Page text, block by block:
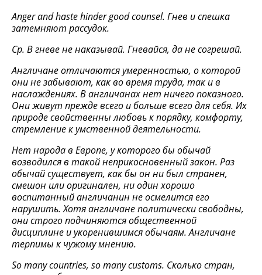
Anger and haste hinder good counsel. Гнев и спешка
затемняют рассудок.
Ср. В гневе не наказывай. Гневайся, да не согрешай.
Англичане отличаются умеренностью, о которой
они не забывают, как во время труда, так и в
наслаждениях. В англичанах нет ничего показного.
Они живут прежде всего и больше всего для себя. Их
природе свойственны любовь к порядку, комфорту,
стремление к умственной деятельности.
Нет народа в Европе, у которого бы обычай
возводился в такой неприкосновенный закон. Раз
обычай существует, как бы он ни был странен,
смешон или оригинален, ни один хорошо
воспитанный англичанин не осмелится его
нарушить. Хотя англичане политически свободны,
они строго подчиняются общественной
дисциплине и укоренившимся обычаям. Англичане
терпимы к чужомумнению.
So many countries, so many customs. Сколькостран,